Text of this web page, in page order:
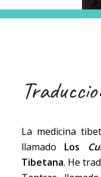
La medicina
llamado Los
Tibetana. He